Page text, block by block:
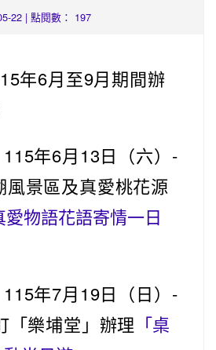
22 | 點閱數： 197
年6月至9月期間辦
年6月13日（六）-
風景區及真愛桃花源
愛物語花語寄情一日
年7月19日（日）-
「樂埔堂」辦理 「桌